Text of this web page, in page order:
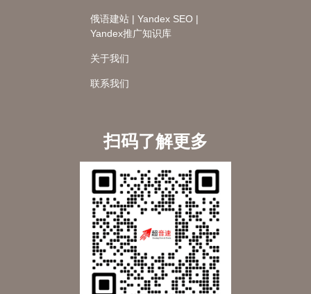
俄语建站 | Yandex SEO |
Yandex推广知识库
关于我们
联系我们
扫码了解更多